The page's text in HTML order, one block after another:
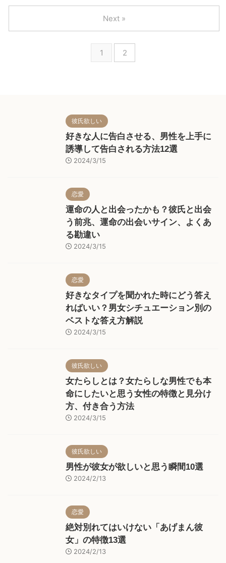
を回 …
夫かな…」と不安だったりする女
性もいると思います。 今回はそ
んな悩みを抱えている女性に向け
て、結婚相手として最適な男性の
お相手を見つけて、幸せな結婚生
活を手に入れちゃいましょう♪
「真面目で堅実な人がいい」な
がいいと皆さん答えることでしょ
う。 正直、顔や性格にはある程
婚するメリットとデメリットなど
をご紹介していきます。
1 2
Next »
彼氏欲しい
好きな人に告白させる、男性を上手に
誘導して告白される方法12選
2024/3/15
恋愛
運命の人と出会ったかも？彼氏と出会
う前兆、運命の出会いサイン、よくあ
る勘違い
2024/3/15
恋愛
好きなタイプを聞かれた時にどう答え
ればいい？男女シチュエーション別の
ベストな答え方解説
2024/3/15
彼氏欲しい
女たらしとは？女たらしな男性でも本
命にしたいと思う女性の特徴と見分け
方、付き合う方法
2024/3/15
彼氏欲しい
男性が彼女が欲しいと思う瞬間10選
2024/2/13
恋愛
絶対別れてはいけない「あげまん彼
女」の特徴13選
2024/2/13